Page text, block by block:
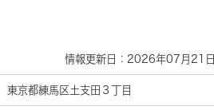
情報更新日：2026年07月21日
東京都練馬区土支田３丁目